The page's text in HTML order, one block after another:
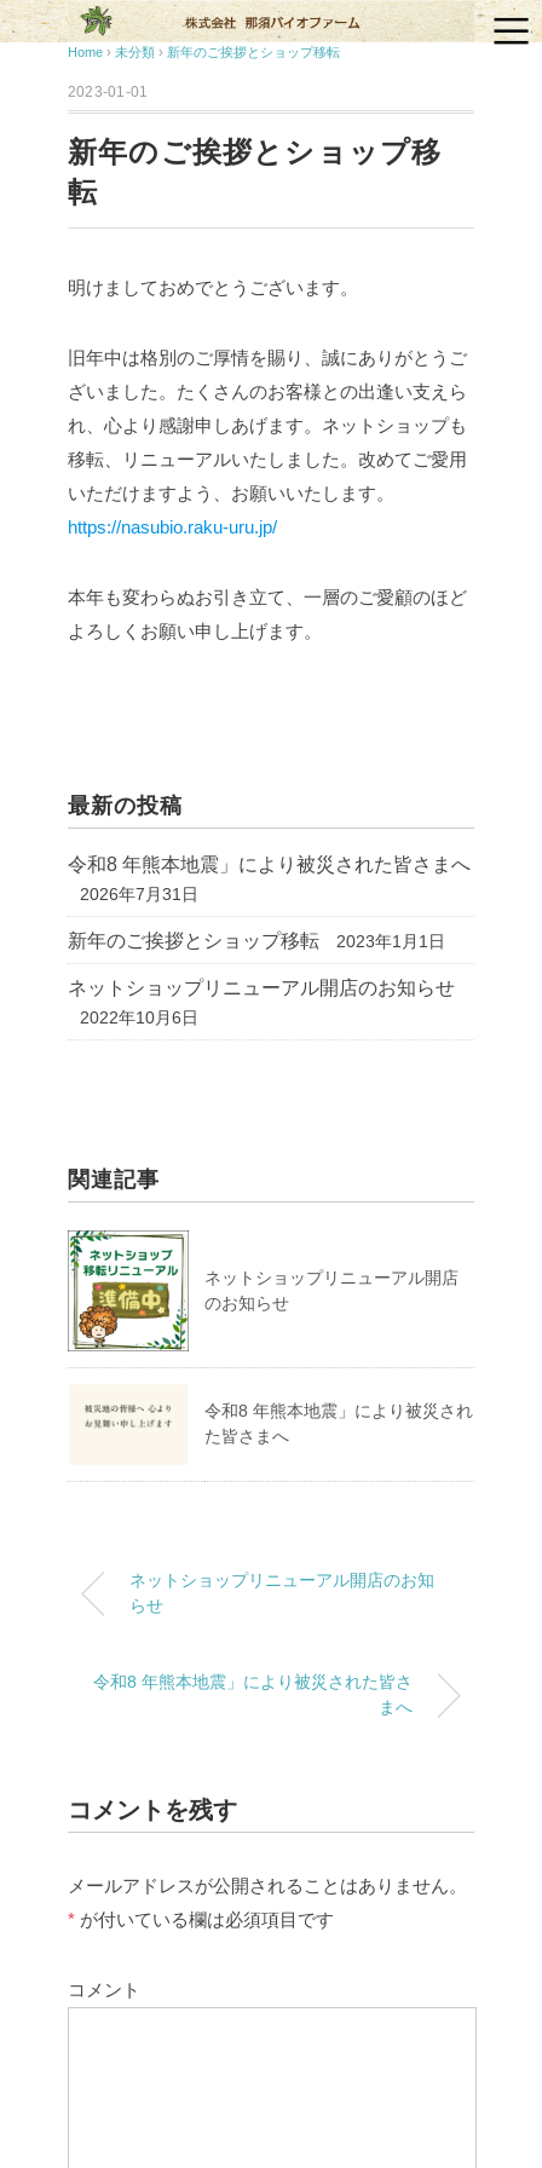
Home › 未分類 › 新年のご挨拶とショップ移転
2023-01-01
新年のご挨拶とショップ移
転
明けましておめでとうございます。
旧年中は格別のご厚情を賜り、誠にありがとうご
ざいました。 たくさんのお客様との出逢い支えら
れ、心より感謝申しあげます。 ネットショップも
移転、リニューアルいたしました。 改めてご愛用
いただけますよう、お願いいたします。
https://nasubio.raku-uru.jp/
本年も変わらぬお引き立て、一層のご愛顧のほど
よろしくお願い申し上げます。
最新の投稿
令和8 年熊本地震」により被災された皆さまへ
2026年7月31日
新年のご挨拶とショップ移転 2023年1月1日
ネットショップリニューアル開店のお知らせ
2022年10月6日
関連記事
ネットショップリニューアル開店
のお知らせ
令和8 年熊本地震」により被災され
た皆さまへ
ネットショップリニューアル開店のお知
らせ
令和8 年熊本地震」により被災された皆さ
まへ
コメントを残す
メールアドレスが公開されることはありません。
* が付いている欄は必須項目です
コメント